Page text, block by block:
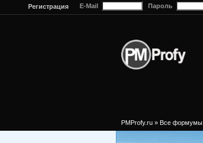
Регистрация E-Mail Пароль
PMProfy.ru » Все формумы